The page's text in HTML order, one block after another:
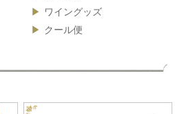
ワイングッズ
クール便